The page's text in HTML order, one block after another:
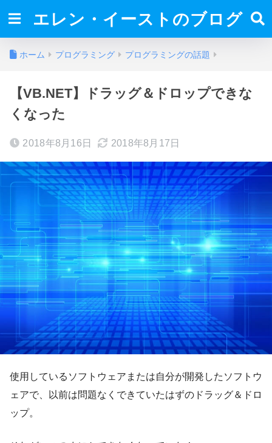
エレン・イーストのブログ
ホーム プログラミング プログラミングの話題
【VB.NET】ドラッグ＆ドロップできな
くなった
2018年8月16日 2018年8月17日
使用しているソフトウェアまたは自分が開発したソフトウ
ェアで、以前は問題なくできていたはずのドラッグ＆ドロ
ップ。